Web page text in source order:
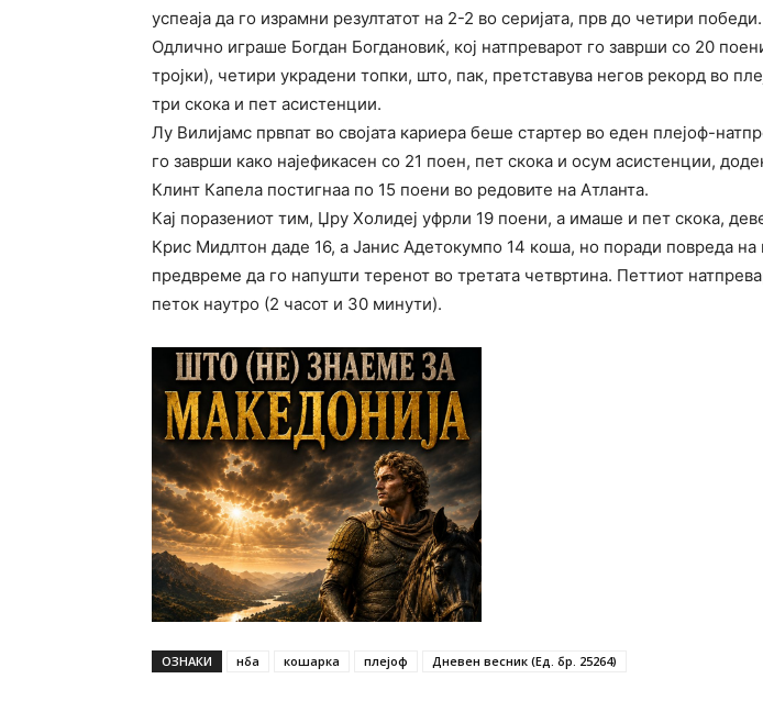
успеаја да го израмни резултатот на 2-2 во серијата, прв до четири победи.
Одлично играше Богдан Богдановиќ, кој натпреварот го заврши со 20
тројки), четири украдени топки, што, пак, претставува негов рекорд во
три скока и пет асистенции.
Лу Вилијамс првпат во својата кариера беше стартер во еден плејоф-
го заврши како најефикасен со 21 поен, пет скока и осум асистенции,
Клинт Капела постигнаа по 15 поени во редовите на Атланта.
Кај поразениот тим, Џру Холидеј уфрли 19 поени, а имаше и пет скока,
Крис Мидлтон даде 16, а Јанис Адетокумпо 14 коша, но поради повреда
предвреме да го напушти теренот во третата четвртина. Петтиот
петок наутро (2 часот и 30 минути).
ОЗНАКИ нба кошарка плејоф Дневен весник (Ед. бр. 25264)